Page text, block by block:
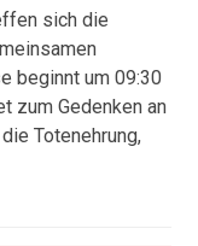
sich die
beginnt um 09:30
zum Gedenken an
Totenehrung,